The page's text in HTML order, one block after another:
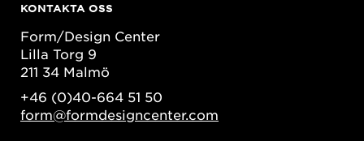
KONTAKTA OSS
Form/Design Center
Lilla Torg 9
211 34 Malmö
+46 (0)40-664 51 50
form@formdesigncenter.com